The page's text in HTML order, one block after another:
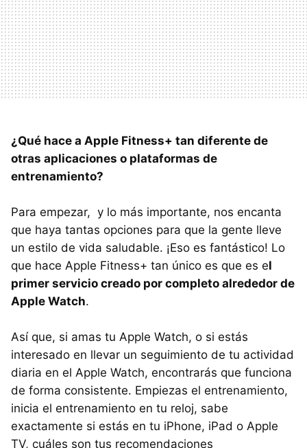
¿Qué hace a Apple Fitness+ tan diferente de
otras aplicaciones o plataformas de
entrenamiento?
Para empezar, y lo más importante, nos encanta
que haya tantas opciones para que la gente lleve
un estilo de vida saludable. ¡Eso es fantástico! Lo
que hace Apple Fitness+ tan único es que es el
primer servicio creado por completo alrededor de
Apple Watch.
Así que, si amas tu Apple Watch, o si estás
interesado en llevar un seguimiento de tu actividad
diaria en el Apple Watch, encontrarás que funciona
de forma consistente. Empiezas el entrenamiento,
inicia el entrenamiento en tu reloj, sabe
exactamente si estás en tu iPhone, iPad o Apple
TV, cuáles son tus recomendaciones